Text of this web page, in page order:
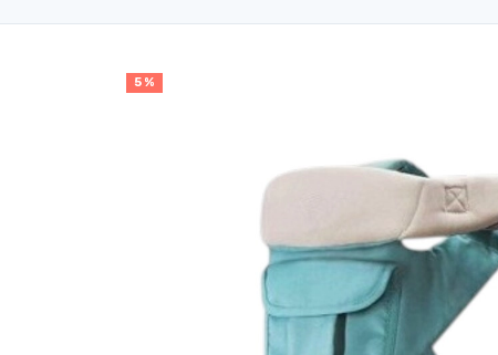
5 %